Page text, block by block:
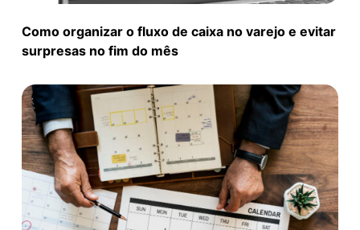
Como organizar o fluxo de caixa no varejo e evitar
surpresas no fim do mês